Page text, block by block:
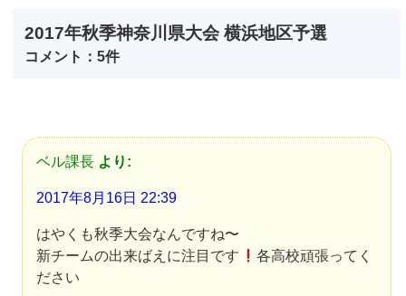
2017年秋季神奈川県大会 横浜地区予選
コメント：5件
ベル課長 より:
2017年8月16日 22:39
はやくも秋季大会なんですね〜
新チームの出来ばえに注目です
各高校頑張ってく
ださい